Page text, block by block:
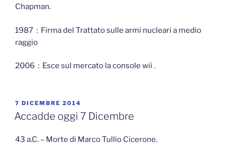
Chapman.
1987 : Firma del Trattato sulle armi nucleari a medio
raggio
2006 : Esce sul mercato la console wii .
PUBBLICATO
IL
7 DICEMBRE 2014
Accadde oggi 7 Dicembre
43 a.C. – Morte di Marco Tullio Cicerone.